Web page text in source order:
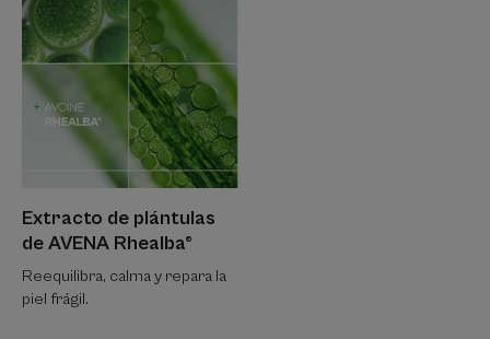
Extracto de plántulas
de AVENA Rhealba®
Reequilibra, calma y repara la
piel frágil.